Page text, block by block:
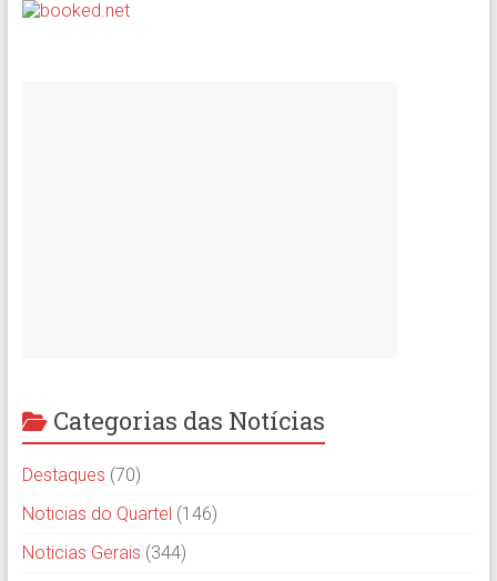
Categorias das Notícias
Destaques (70)
Noticias do Quartel (146)
Noticias Gerais (344)